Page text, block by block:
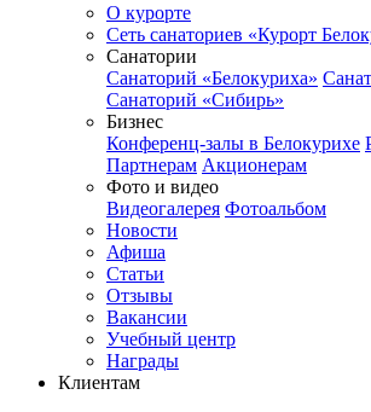
О курорте
Сеть санаториев «Курорт
Санатории
Санаторий «Белокуриха»
Санаторий «Сибирь»
Бизнес
Конференц-залы в Белокурихе
Партнерам Акционерам
Фото и видео
Видеогалерея Фотоальбом
Новости
Афиша
Статьи
Отзывы
Вакансии
Учебный центр
Награды
Клиентам